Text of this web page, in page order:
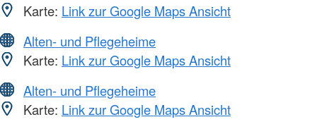
Karte: Link zur Google Maps Ansicht
Alten- und Pflegeheime
Karte: Link zur Google Maps Ansicht
Alten- und Pflegeheime
Karte: Link zur Google Maps Ansicht